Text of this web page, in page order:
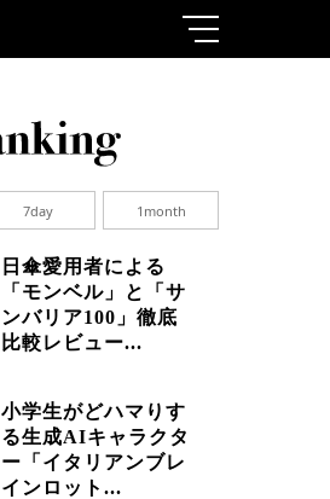
7day 1month
日傘愛用者による
「モンベル」と「サ
ンバリア100」徹底
比較レビュー...
小学生がどハマりす
る生成AIキャラクタ
ー「イタリアンブレ
インロット...